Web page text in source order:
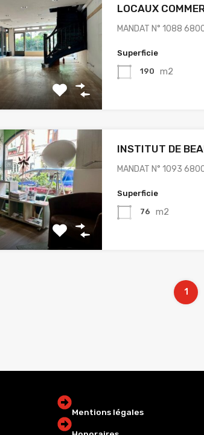
LOCAUX
MANDAT N° 1088
Superficie
190 m2
INSTITUT DE
MANDAT N° 1093
Superficie
76 m2
1
Mentions légales